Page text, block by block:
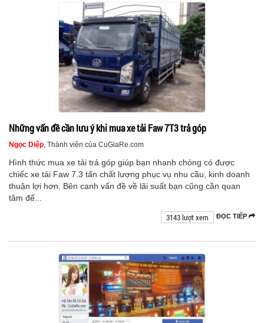
Những vấn đề cần lưu ý khi mua xe tải Faw 7T3 trả góp
Ngọc Diệp, Thành viên của CuGiaRe.com
Hình thức mua xe tải trả góp giúp bạn nhanh chóng có được
chiếc xe tải Faw 7.3 tấn chất lượng phục vụ nhu cầu, kinh doanh
thuận lợi hơn. Bên cạnh vấn đề về lãi suất bạn cũng cần quan
tâm đế...
ĐỌC TIẾP
3143 lượt xem